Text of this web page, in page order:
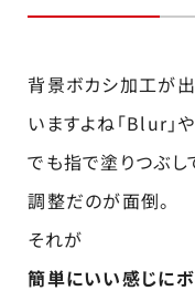
背景ボカシ加工が
いますよね「Blur」
でも指で塗りつぶし
調整だのが面倒。
それが
簡単にいい感じに